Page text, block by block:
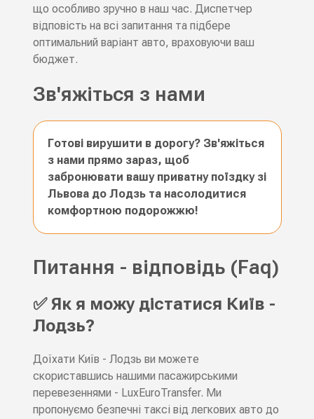
що особливо зручно в наш час. Диспетчер
відповість на всі запитання та підбере
оптимальний варіант авто, враховуючи ваш
бюджет.
Зв'яжіться з нами
Готові вирушити в дорогу? Зв'яжіться
з нами прямо зараз, щоб
забронювати вашу приватну поїздку зі
Львова до Лодзь та насолодитися
комфортною подорожжю!
Питання - відповідь (Faq)
✅ Як я можу дістатися Київ -
Лодзь?
Доїхати Київ - Лодзь ви можете
скориставшись нашими пасажирськими
перевезеннями - LuxEuroTransfer. Ми
пропонуємо безпечні таксі від легкових авто до